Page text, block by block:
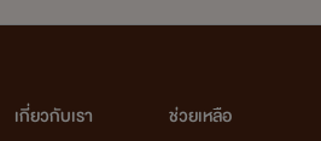
เกี่ยวกับเรา
ช่วยเหลือ